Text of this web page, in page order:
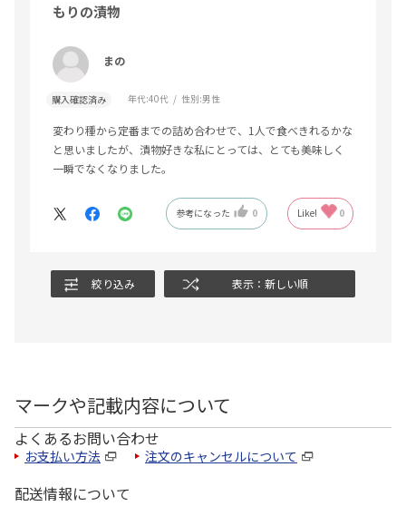
もりの漬物
まの
購入確認済み 年代:40代 性別:男性
変わり種から定番までの詰め合わせで、1人で食べきれるかな
と思いましたが、漬物好きな私にとっては、とても美味しく
一瞬でなくなりました。
参考になった 0 Like! 0
絞り込み 表示：新しい順
マークや記載内容について
よくあるお問い合わせ
お支払い方法 注文のキャンセルについて
配送情報について